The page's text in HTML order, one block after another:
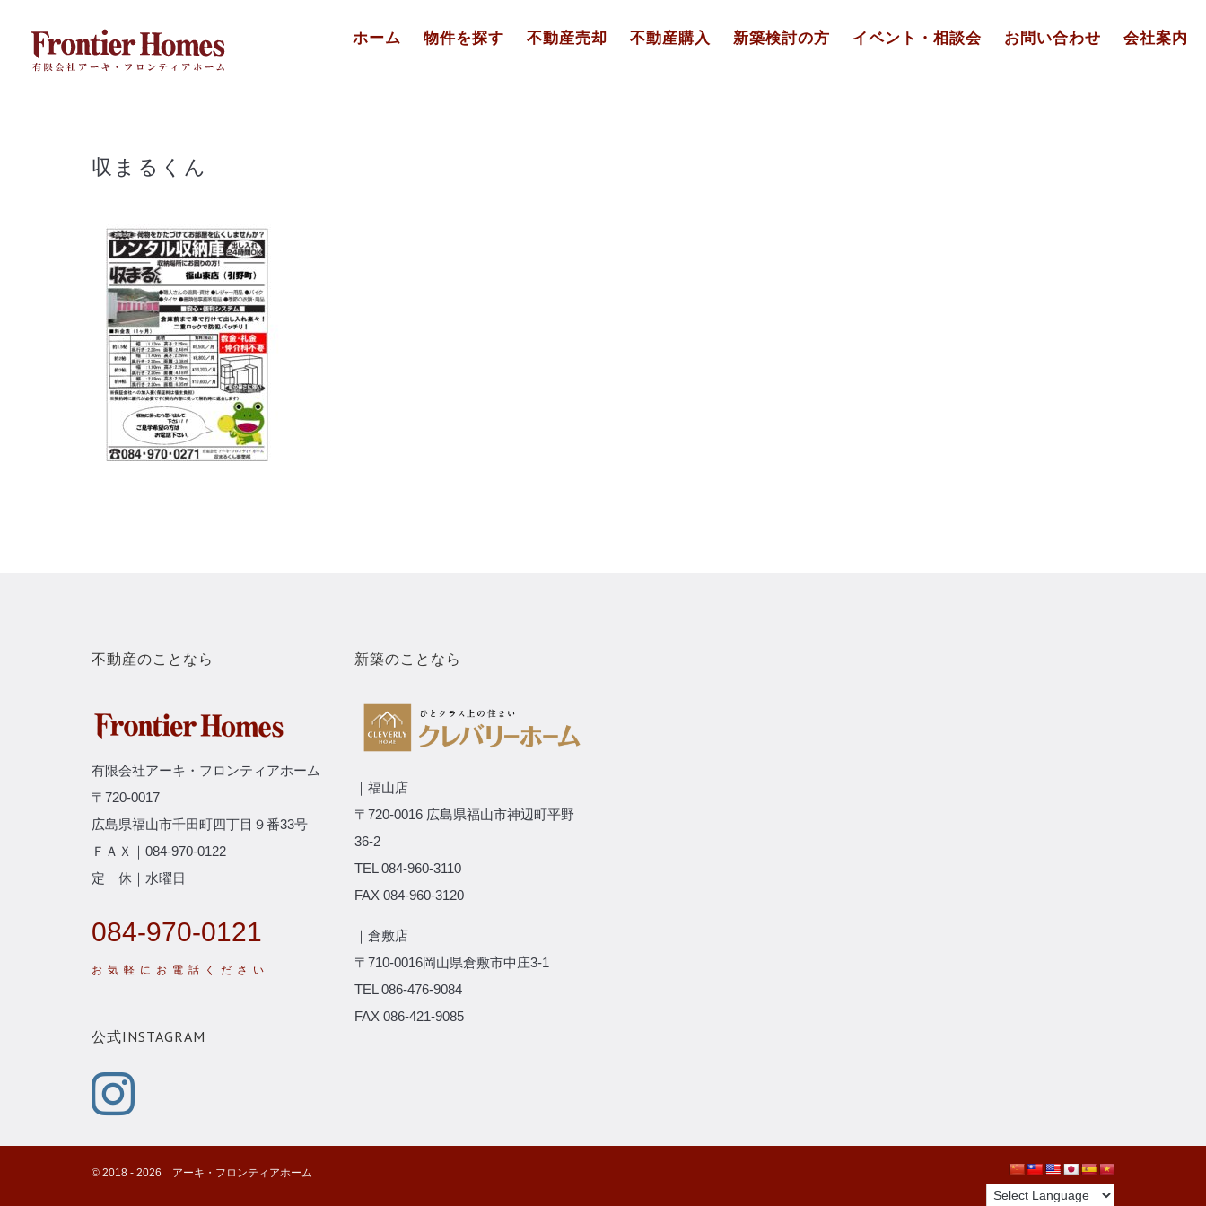
content
ホーム 物件を探す 不動産売却 不動産購入 新築検討の方 イベント・相談会 お問い合わせ 会社案内
収まるくん
不動産のことなら
有限会社アーキ・フロンティアホーム
〒720-0017
広島県福山市千田町四丁目９番33号
ＦＡＸ｜084-970-0122
定 休｜水曜日
084-970-0121
公式INSTAGRAM
新築のことなら
｜福山店
〒720-0016 広島県福山市神辺町平野
36-2
TEL 084-960-3110
FAX 084-960-3120
｜倉敷店
〒710-0016岡山県倉敷市中庄3-1
TEL 086-476-9084
FAX 086-421-9085
©️ 2018 - 2026 アーキ・フロンティアホーム